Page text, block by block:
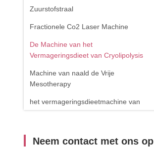
Zuurstofstraal
Fractionele Co2 Laser Machine
De Machine van het
Vermageringsdieet van Cryolipolysis
Machine van naald de Vrije
Mesotherapy
het vermageringsdieetmachine van
het cavitatielichaam
spinader
Neem contact met ons op